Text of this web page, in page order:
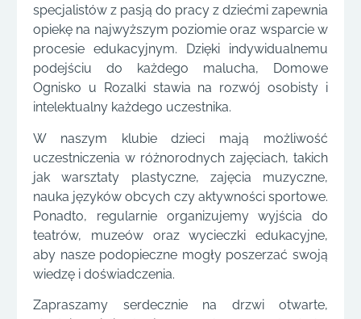
specjalistów z pasją do pracy z dziećmi zapewnia
opiekę na najwyższym poziomie oraz wsparcie w
procesie edukacyjnym. Dzięki indywidualnemu
podejściu do każdego malucha, Domowe
Ognisko u Rozalki stawia na rozwój osobisty i
intelektualny każdego uczestnika.
W naszym klubie dzieci mają możliwość
uczestniczenia w różnorodnych zajęciach, takich
jak warsztaty plastyczne, zajęcia muzyczne,
nauka języków obcych czy aktywności sportowe.
Ponadto, regularnie organizujemy wyjścia do
teatrów, muzeów oraz wycieczki edukacyjne,
aby nasze podopieczne mogły poszerzać swoją
wiedzę i doświadczenia.
Zapraszamy serdecznie na drzwi otwarte,